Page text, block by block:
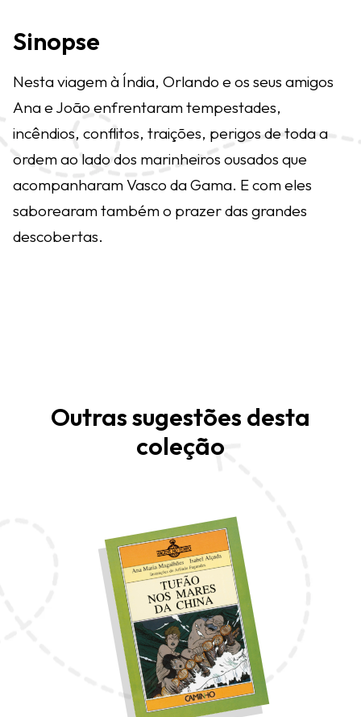
Sinopse
Nesta viagem à Índia, Orlando e os seus amigos
Ana e João enfrentaram tempestades,
incêndios, conflitos, traições, perigos de toda a
ordem ao lado dos marinheiros ousados que
acompanharam Vasco da Gama. E com eles
saborearam também o prazer das grandes
descobertas.
Outras sugestões desta
coleção